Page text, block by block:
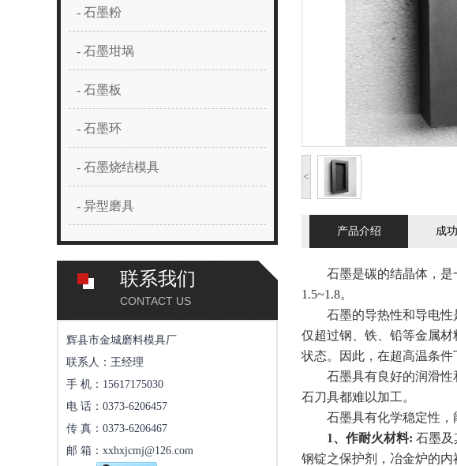
- 石墨粉
- 石墨坩埚
- 石墨板
- 石墨环
- 石墨烧结模具
- 异型磨具
联系我们
CONTACT US
辉县市金城磨料模具厂
联系人：王经理
手 机：15617175030
电 话：0373-6206457
传 真：0373-6206467
邮 箱：xxhxjcmj@126.com
<
产品介绍 成
石墨是碳的结晶体，是一
1.5~1.8。
石墨的导热性和导电性是
仅超过钢、铁、铅等金属
状态。因此，在超高温条件
石墨具有良好的润滑性和
石刀具都难以加工。
石墨具有化学稳定性，能
1、作耐火材料: 石墨及
钢锭之保护剂，冶金炉的内